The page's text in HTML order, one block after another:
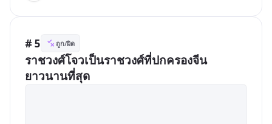
# 5 ถูก/ผิด
ราชวงศ์โจวเป็นราชวงศ์ที่ปกครองจีน
ยาวนานที่สุด